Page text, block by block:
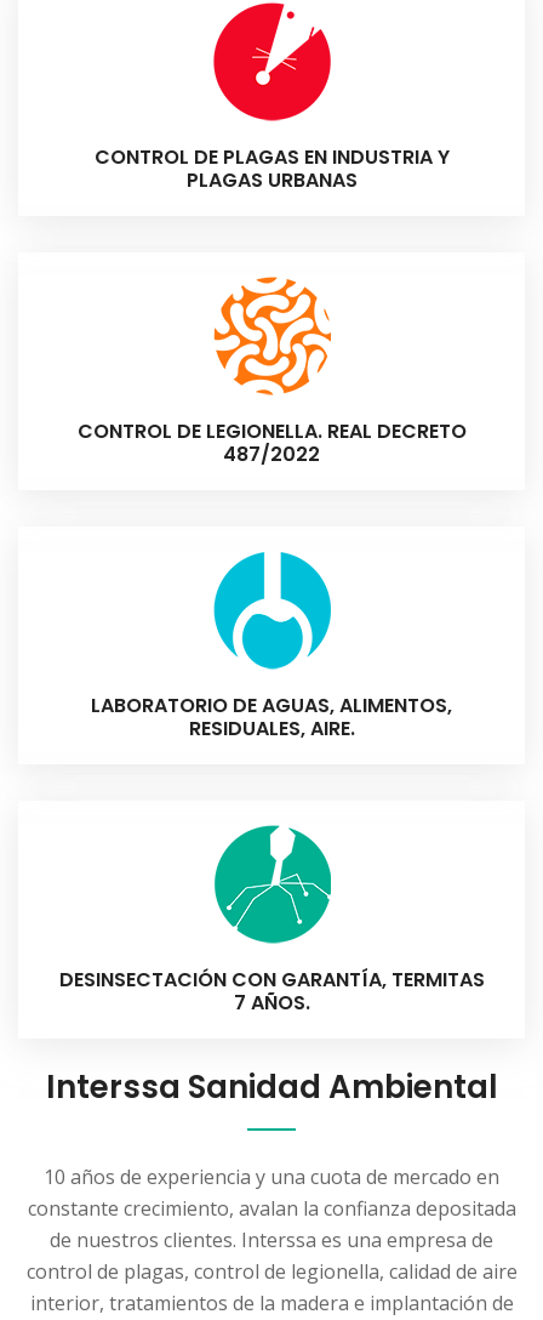
Sistema de barrera protectora para
con 5 años de garantía y revisiones periódicas.
CONTROL DE PLAGAS EN INDUSTRIA Y
PLAGAS URBANAS
CONTROL DE LEGIONELLA. REAL DECRETO
487/2022
LABORATORIO DE AGUAS, ALIMENTOS,
RESIDUALES, AIRE.
DESINSECTACIÓN CON GARANTÍA, TERMITAS
7 AÑOS.
Interssa Sanidad Ambiental
10 años de experiencia y una cuota de mercado en
constante crecimiento, avalan la confianza depositada
de nuestros clientes. Interssa es una empresa de
control de plagas, control de legionella, calidad de aire
interior, tratamientos de la madera e implantación de